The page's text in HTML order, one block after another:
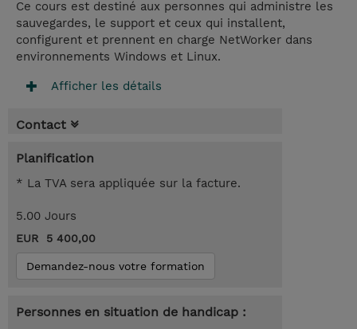
Ce cours est destiné aux personnes qui administre les
sauvegardes, le support et ceux qui installent,
configurent et prennent en charge NetWorker dans
environnements Windows et Linux.
Afficher les détails
Contact
Planification
* La TVA sera appliquée sur la facture.
5.00 Jours
EUR 5 400,00
Demandez-nous votre formation
Personnes en situation de handicap :